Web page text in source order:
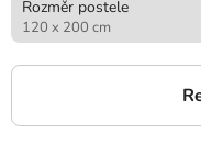
Rozměr postele
120 x 200 cm